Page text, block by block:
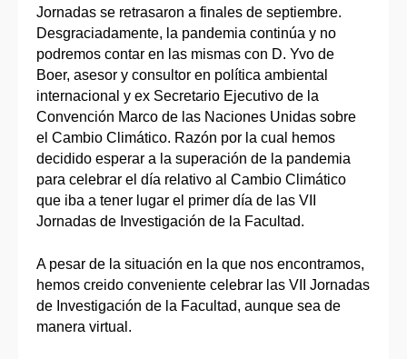
Jornadas se retrasaron a finales de septiembre.
Desgraciadamente, la pandemia continúa y no
podremos contar en las mismas con D. Yvo de
Boer, asesor y consultor en política ambiental
internacional y ex Secretario Ejecutivo de la
Convención Marco de las Naciones Unidas sobre
el Cambio Climático. Razón por la cual hemos
decidido esperar a la superación de la pandemia
para celebrar el día relativo al Cambio Climático
que iba a tener lugar el primer día de las VII
Jornadas de Investigación de la Facultad.
A pesar de la situación en la que nos encontramos,
hemos creido conveniente celebrar las VII Jornadas
de Investigación de la Facultad, aunque sea de
manera virtual.